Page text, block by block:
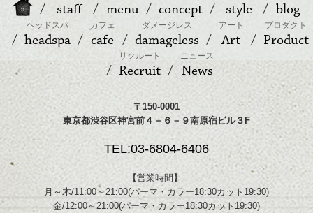
staff menu concept style blog
ヘッドスパ
headspa
カフェ
cafe
ダメージレス
damageless
アート
Art
プロダクト
Product
リクルート
Recruit
ニュース
News
〒150-0001
東京都渋谷区神宮前４－６－９南原宿ビル３F
TEL:03-6804-6406
【営業時間】
月～木/11:00～21:00(パーマ・カラー18:30カット19:30)
金/12:00～21:00(パーマ・カラー18:30カット19:30)